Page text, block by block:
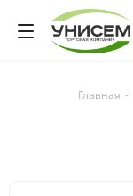
Главная -